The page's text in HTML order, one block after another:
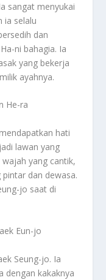
sangat menyukai
ia selalu
dan
ni bahagia. Ia
yang bekerja
ayahnya.
He-ra
hati
lawan yang
yang cantik,
dan dewasa.
jo saat di
Eun-jo
Seung-jo. Ia
dengan kakaknya